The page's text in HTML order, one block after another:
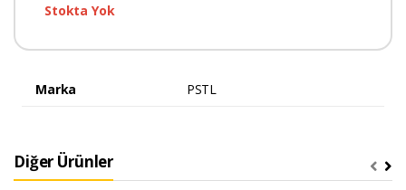
Stokta Yok
Marka PSTL
Diğer Ürünler